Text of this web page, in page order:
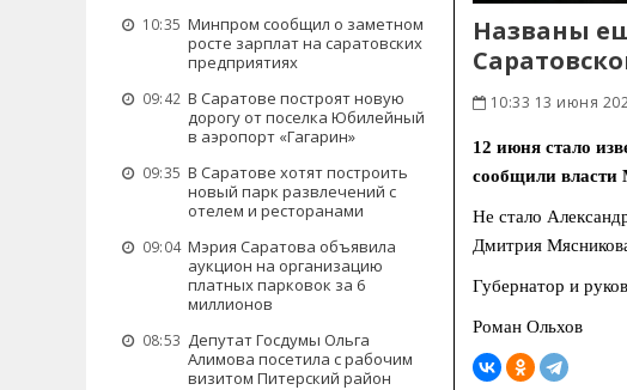
10:35 Минпром сообщил о заметном
росте зарплат на саратовских
предприятиях
09:42 В Саратове построят новую
дорогу от поселка Юбилейный
в аэропорт «Гагарин»
09:35 В Саратове хотят построить
новый парк развлечений с
отелем и ресторанами
09:04 Мэрия Саратова объявила
аукцион на организацию
платных парковок за 6
миллионов
08:53 Депутат Госдумы Ольга
Алимова посетила с рабочим
визитом Питерский район
Названы
10:33 13 июня
12 июня стало
сообщили власти
Не стало
Дмитрия
Губернатор и
Роман Ольхов